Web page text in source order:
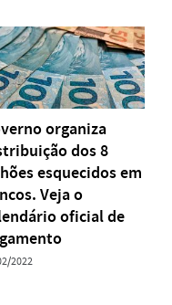
organiza
dos 8
esquecidos em
Veja o
oficial de
2022